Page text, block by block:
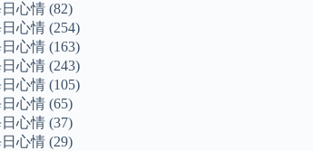
日心情 (82)
日心情 (254)
日心情 (163)
日心情 (243)
日心情 (105)
日心情 (65)
日心情 (37)
日心情 (29)